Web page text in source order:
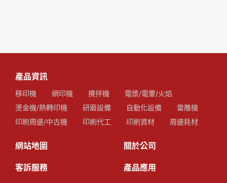
產品資訊
移印機 網印機 攪拌機
電漿/電暈/火焰
燙金機/熱轉印機
研磨設備 自動化設備
雷雕機
印刷周邊/中古機
印刷代工 印刷資材 周邊耗材
網站地圖 關於公司
客訴服務 產品應用